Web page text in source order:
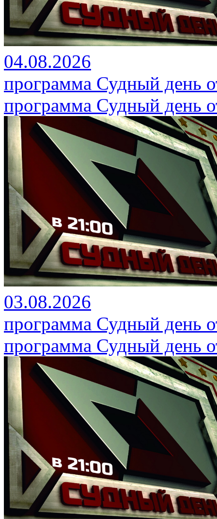
04.08.2026
программа Судный день
программа Судный день
03.08.2026
программа Судный день
программа Судный день